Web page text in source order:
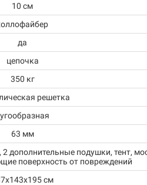
10 см
да
цепочка
350 кг
решетка
63 мм
дополнительные подушки, тент,
поверхность от повреждений
см